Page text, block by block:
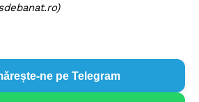
ne pe Telegram